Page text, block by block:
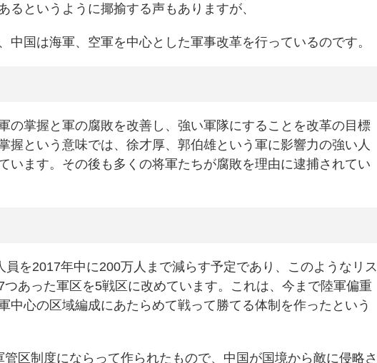
るというように揶揄する声もありますが、
中国は海軍、空軍を中心とした軍事改革を行っているのです。
の掌握と軍の腐敗を改善し、強い軍隊にすることを改革の目標
握という意味では、徐才厚、郭伯雄という軍に影響力の強い人
います。その後も多くの将軍たちが腐敗を理由に逮捕されてい
員を2017年中に200万人まで減らす予定であり、このようなリス
つあった軍区を5戦区に改めています。これは、今まで陸軍偏重
中心の区域編成にあたらめて戦って勝てる体制を作ったという
区制度にならって作られたもので、中国が国境から敵に侵略さ